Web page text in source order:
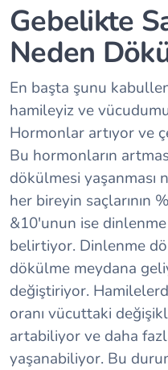
Gebelikte
Neden
En başta şunu
hamileyiz ve
Hormonlar artıyor ve
Bu hormonların
dökülmesi yaşanması
her bireyin saçlarının
&10'unun ise
belirtiyor. Dinlenme
dökülme meydana
değiştiriyor.
oranı vücuttaki
artabiliyor ve daha
yaşanabiliyor. Bu